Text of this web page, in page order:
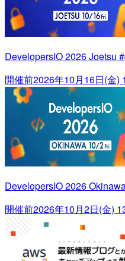
DevelopersIO 2026 Joetsu
開催前2026年10月16日(金)
DevelopersIO 2026
開催前2026年10月2日(金)